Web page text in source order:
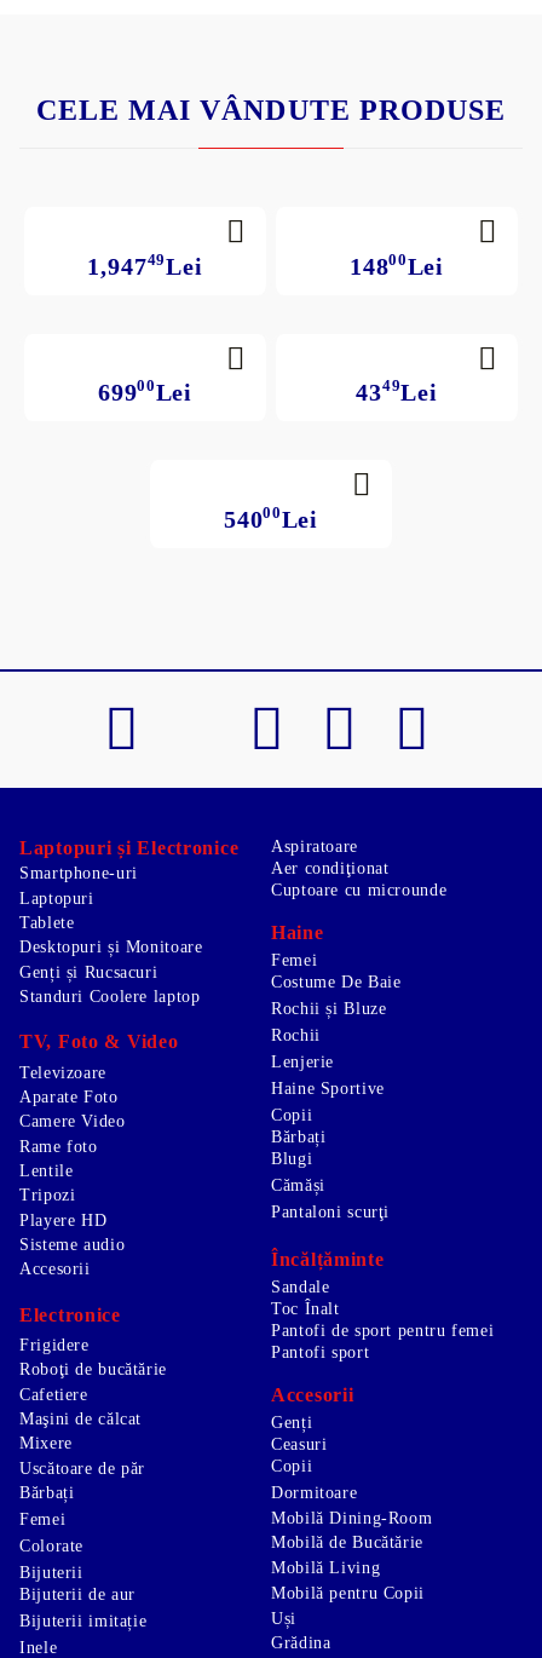
CELE MAI VÂNDUTE PRODUSE
1,94749Lei 14800Lei
69900Lei 4349Lei
54000Lei
Laptopuri și Electronice
Smartphone-uri
Laptopuri
Tablete
Desktopuri și Monitoare
Genți și Rucsacuri
Standuri Coolere laptop
TV, Foto & Video
Televizoare
Aparate Foto
Camere Video
Rame foto
Lentile
Tripozi
Playere HD
Sisteme audio
Accesorii
Electronice
Frigidere
Roboţi de bucătărie
Cafetiere
Maşini de călcat
Mixere
Uscătoare de păr
Aspiratoare
Aer condiţionat
Cuptoare cu microunde
Haine
Femei
Costume De Baie
Rochii și Bluze
Rochii
Lenjerie
Haine Sportive
Copii
Bărbați
Blugi
Cămăși
Pantaloni scurţi
Încălțăminte
Sandale
Toc Înalt
Pantofi de sport pentru femei
Pantofi sport
Accesorii
Genți
Ceasuri
Copii
Bărbați
Femei
Colorate
Bijuterii
Bijuterii de aur
Bijuterii imitație
Inele
Dormitoare
Mobilă Dining-Room
Mobilă de Bucătărie
Mobilă Living
Mobilă pentru Copii
Uși
Grădina